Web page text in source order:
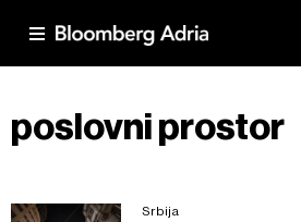
poslovni prostor
Srbija